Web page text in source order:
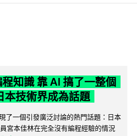
知識 靠 AI 搞了一整個
本技術界成為話題
了一個引發廣泛討論的熱門話題：日本
宮本佳林在完全沒有編程經驗的情況